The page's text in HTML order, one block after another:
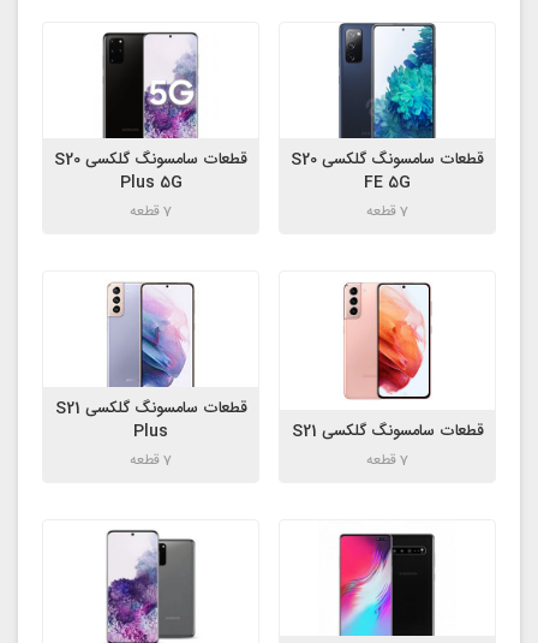
قطعات سامسونگ گلکسی S20
FE 5G
7 قطعه
قطعات سامسونگ گلکسی S20
Plus 5G
7 قطعه
قطعات سامسونگ گلکسی S21
7 قطعه
قطعات سامسونگ گلکسی S21
Plus
7 قطعه